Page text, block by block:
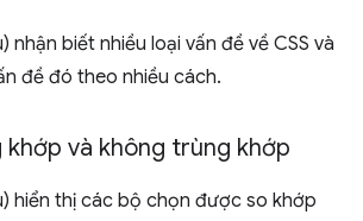
nhận biết nhiều loại vấn đề về CSS và
đề đó theo nhiều cách.
khớp và không trùng khớp
hiển thị các bộ chọn được so khớp